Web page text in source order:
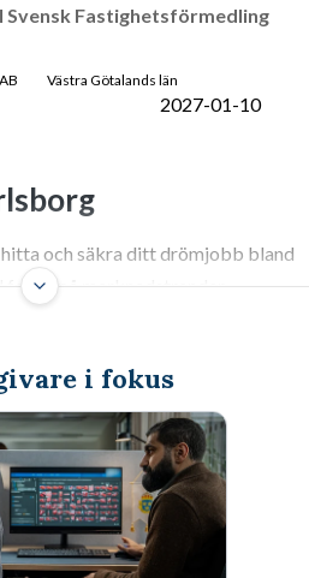
Fastighetsförmedling
Västra Götalands län
2027-01-10
och säkra ditt drömjobb bland
på marknadstrender,
kan vara början på ett spännande
sitt strategiska läge vid Vättern,
lokal atmosfär, erbjuder
både den som söker en
som drömmer om att bidra till en
i fokus